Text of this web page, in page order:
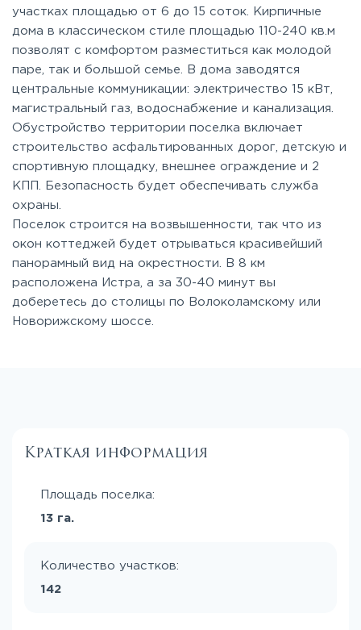
участках площадью от 6 до 15 соток. Кирпичные
дома в классическом стиле площадью 110-240 кв.м
позволят с комфортом разместиться как молодой
паре, так и большой семье. В дома заводятся
центральные коммуникации: электричество 15 кВт,
магистральный газ, водоснабжение и канализация.
Обустройство территории поселка включает
строительство асфальтированных дорог, детскую и
спортивную площадку, внешнее ограждение и 2
КПП. Безопасность будет обеспечивать служба
охраны.
Поселок строится на возвышенности, так что из
окон коттеджей будет отрываться красивейший
панорамный вид на окрестности. В 8 км
расположена Истра, а за 30-40 минут вы
доберетесь до столицы по Волоколамскому или
Новорижскому шоссе.
Краткая информация
Площадь поселка:
13 га.
Количество участков:
142